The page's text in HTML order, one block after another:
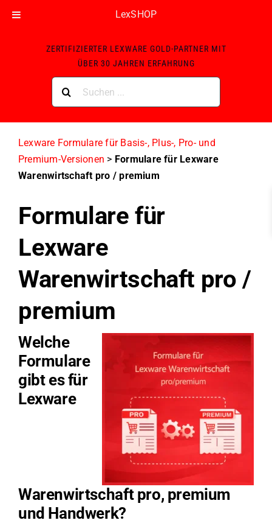
LexSHOP
ZERTIFIZIERTER LEXWARE GOLD-PARTNER MIT
ÜBER 30 JAHREN ERFAHRUNG
nach:
Lexware Formulare für Basis-, Plus-, Pro- und
Premium-Versionen > Formulare für Lexware
Warenwirtschaft pro / premium
Formulare für
Lexware
Warenwirtschaft pro /
premium
Welche
Formulare
gibt es für
Lexware
Warenwirtschaft pro, premium
und Handwerk?